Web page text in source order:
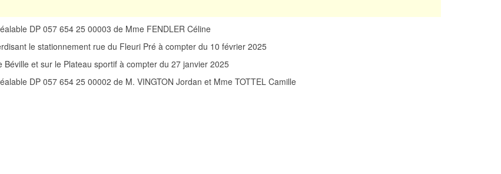
DP 057 654 25 00003 de Mme FENDLER Céline
le stationnement rue du Fleuri Pré à compter du 10 février 2025
Béville et sur le Plateau sportif à compter du 27 janvier 2025
DP 057 654 25 00002 de M. VINGTON Jordan et Mme TOTTEL Camille